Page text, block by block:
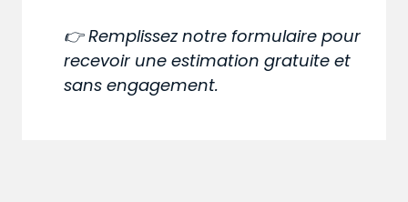
👉 Remplissez notre formulaire pour
recevoir une estimation gratuite et
sans engagement.